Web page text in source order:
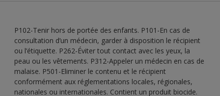
P102-Tenir hors de portée des enfants. P101-En cas de
consultation d’un médecin, garder à disposition le récipient
ou l’étiquette. P262-Éviter tout contact avec les yeux, la
peau ou les vêtements. P312-Appeler un médecin en cas de
malaise. P501-Eliminer le contenu et le récipient
conformément aux réglementations locales, régionales,
nationales ou internationales. Contient un produit biocide.